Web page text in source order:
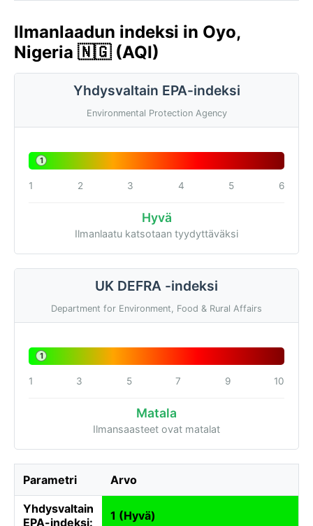
Ilmanlaadun indeksi in Oyo,
Nigeria 🇳🇬 (AQI)
Yhdysvaltain EPA-indeksi
Environmental Protection Agency
1
1 2 3 4 5 6
Hyvä
Ilmanlaatu katsotaan tyydyttäväksi
UK DEFRA -indeksi
Department for Environment, Food & Rural Affairs
1
1 3 5 7 9 10
Matala
Ilmansaasteet ovat matalat
Parametri Arvo
Yhdysvaltain
EPA-indeksi:
1 (Hyvä)